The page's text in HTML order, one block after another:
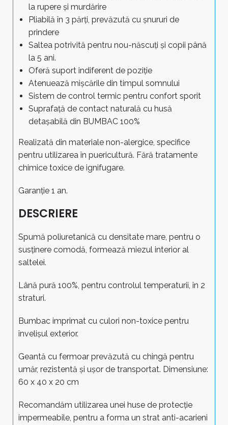
la rupere și murdărire
Pliabilă în 3 părți, prevăzută cu șnururi de
prindere
Saltea potrivită pentru nou-născuți și copii până
la 5 ani.
Oferă suport indiferent de poziție
Atenuează mișcările din timpul somnului
Sistem de control termic pentru confort sporit
Suprafață de contact naturală cu husă
detașabilă din BUMBAC 100%
Realizată din materiale non-alergice, specifice
pentru utilizarea în puericultură. Fără tratamente
chimice toxice de ignifugare.
Garanție 1 an.
DESCRIERE
Spumă poliuretanică cu densitate mare, pentru o
susținere comodă, formează miezul interior al
saltelei.
Lână pură 100%, pentru controlul temperaturii, în 2
straturi.
Bumbac imprimat cu culori non-toxice pentru
învelișul exterior.
Geantă cu fermoar prevăzută cu chingă pentru
umăr, rezistentă și ușor de transportat. Dimensiune:
60 x 40 x 20 cm
Recomandăm utilizarea unei huse de protecție
impermeabile, pentru a forma un strat anti-acarieni